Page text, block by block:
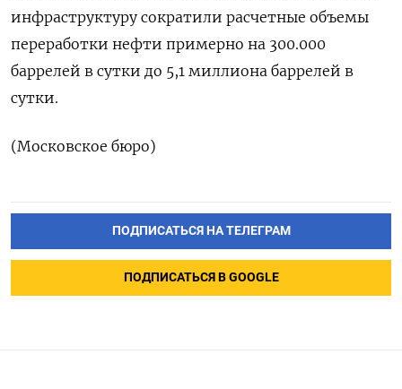
инфраструктуру сократили расчетные объемы
переработки ​нефти примерно на 300.000
баррелей в сутки ‌до 5,1 миллиона баррелей в
сутки.
(Московское бюро)
ПОДПИСАТЬСЯ НА ТЕЛЕГРАМ
ПОДПИСАТЬСЯ В GOOGLE